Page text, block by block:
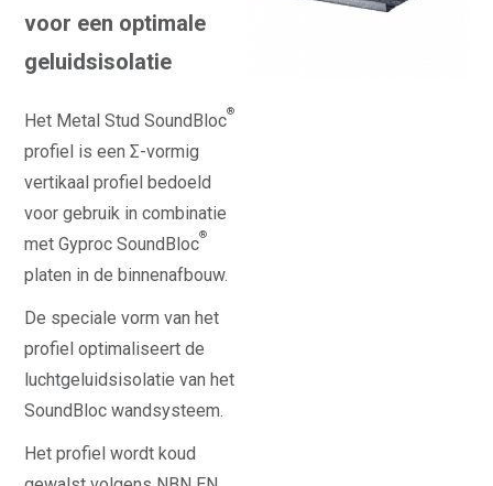
voor een optimale
geluidsisolatie
Het Metal Stud SoundBloc®
profiel is een Σ-vormig
vertikaal profiel bedoeld
voor gebruik in combinatie
met Gyproc SoundBloc®
platen in de binnenafbouw.
De speciale vorm van het
profiel optimaliseert de
luchtgeluidsisolatie van het
SoundBloc wandsysteem.
Het profiel wordt koud